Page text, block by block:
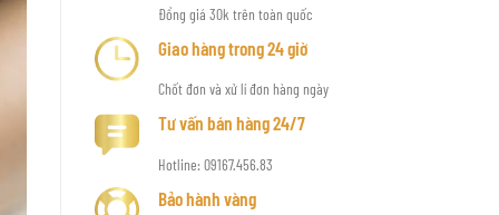
Đồng giá 30k trên toàn quốc
Giao hàng trong 24 giờ
Chốt đơn và xử lí đơn hàng ngày
Tư vấn bán hàng 24/7
Hotline: 09167.456.83
Bảo hành vàng